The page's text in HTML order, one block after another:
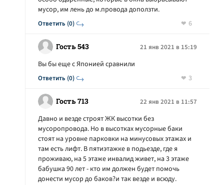
Ответить (0)
мусор, им лень до м.провода доползти.
6
Гость 543 21 янв 2021 в 15:19
Ответить (0)
Вы бы еще с Японией сравнили
3
Гость 713 22 янв 2021 в 11:57
Давно и везде строят ЖК высотки без
мусоропровода. Но в высотках мусорные баки
стоят на уровне парковки на минусовых этажах и
там есть лифт. В пятиэтажке в подьезде, где я
проживаю, на 5 этаже инвалид живет, на 3 этаже
бабушка 90 лет - кто им должен будет помочь
донести мусор до баков?и так везде и всюду.